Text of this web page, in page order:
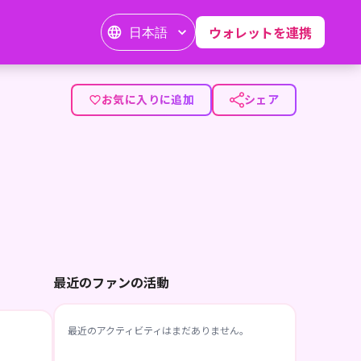
日本語 ウォレットを連携
お気に入りに追加 シェア
最近のファンの活動
最近のアクティビティはまだありません。